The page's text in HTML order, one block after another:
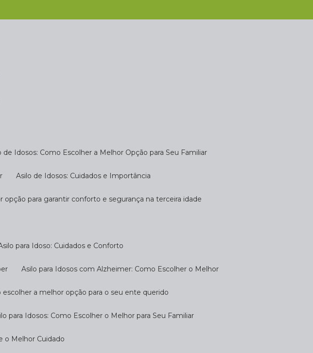
de Idosos: Como Escolher a Melhor Opção para Seu Familiar
Asilo de Idosos: Cuidados e Importância
opção para garantir conforto e segurança na terceira idade
Asilo para Idoso: Cuidados e Conforto
Asilo para Idosos com Alzheimer: Como Escolher o Melhor
escolher a melhor opção para o seu ente querido
para Idosos: Como Escolher o Melhor para Seu Familiar
o Melhor Cuidado